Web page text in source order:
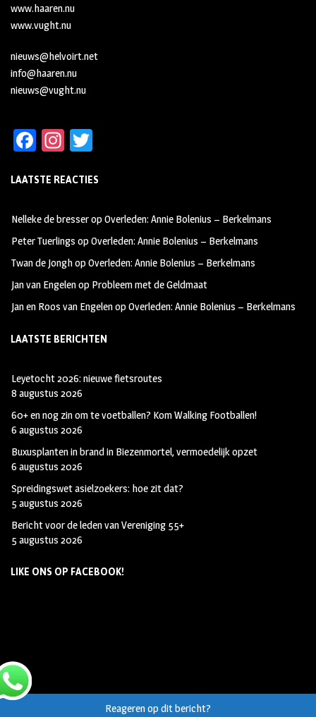
www.haaren.nu
www.vught.nu
nieuws@helvoirt.net
info@haaren.nu
nieuws@vught.nu
Fa
b
oo
k
In
ag
m
tt
LAATSTE REACTIES
Nelleke de bresseropOverleden: Annie Bolenius – Berkelmans
Peter Tuerlings opOverleden: Annie Bolenius – Berkelmans
Twan de JonghopOverleden: Annie Bolenius – Berkelmans
Jan van Engelenop Probleem met de Geldmaat
Jan en Roos van EngelenopOverleden: Annie Bolenius – Berkelmans
LAATSTE BERICHTEN
Leyetocht 2026: nieuwe fietsroutes
8 augustus 2026
60+ en nog zin om te voetballen? Kom Walking Footballen!
6 augustus 2026
Buxusplanten in brand in Biezenmortel, vermoedelijk opzet
6 augustus 2026
Spreidingswet asielzoekers: hoe zit dat?
5 augustus 2026
Bericht voor de leden van Vereniging 55+
5 augustus 2026
LIKE ONS OP FACEBOOK!
Reageren op dit bericht?